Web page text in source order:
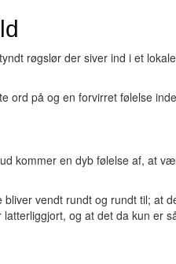
røgslør der siver ind i et
ord på og en forvirret følelse
kommer en dyb følelse af, at
vendt rundt og rundt til; at
og at det da kun er